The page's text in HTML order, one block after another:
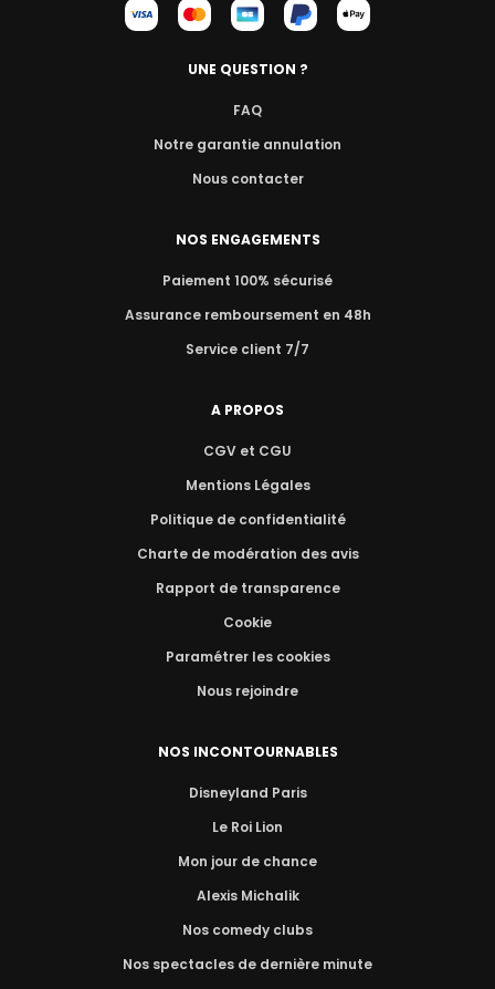
UNE QUESTION ?
FAQ
Notre garantie annulation
Nous contacter
NOS ENGAGEMENTS
Paiement 100% sécurisé
Assurance remboursement en 48h
Service client 7/7
A PROPOS
CGV et CGU
Mentions Légales
Politique de confidentialité
Charte de modération des avis
Rapport de transparence
Cookie
Paramétrer les cookies
Nous rejoindre
NOS INCONTOURNABLES
Disneyland Paris
Le Roi Lion
Mon jour de chance
Alexis Michalik
Nos comedy clubs
Nos spectacles de dernière minute